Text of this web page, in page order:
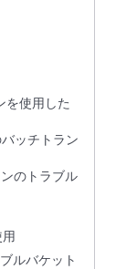
を使用した
ッチトラン
のトラブル
ルバケット